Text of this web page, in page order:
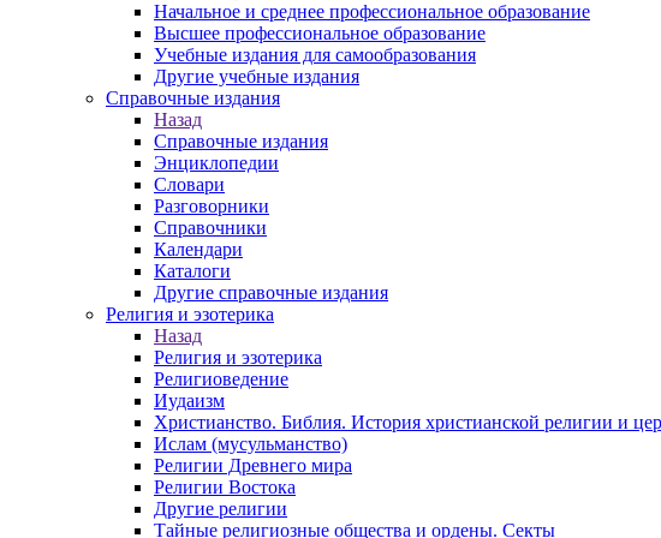
Начальное и среднее профессиональное образование
Высшее профессиональное образование
Учебные издания для самообразования
Другие учебные издания
Справочные издания
Назад
Справочные издания
Энциклопедии
Словари
Разговорники
Справочники
Календари
Каталоги
Другие справочные издания
Религия и эзотерика
Назад
Религия и эзотерика
Религиоведение
Иудаизм
Христианство. Библия. История христианской религии и
Ислам (мусульманство)
Религии Древнего мира
Религии Востока
Другие религии
Тайные религиозные общества и ордены. Секты